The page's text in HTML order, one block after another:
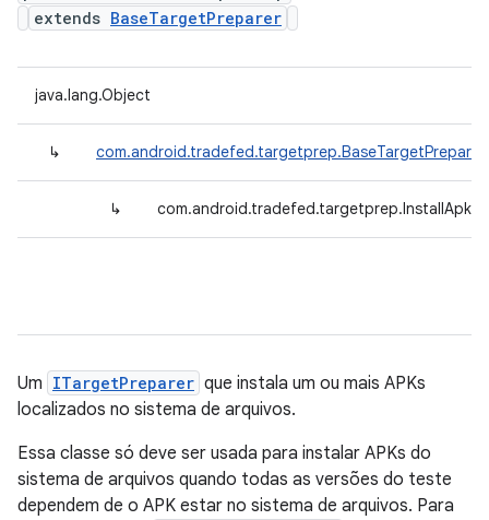
extends BaseTargetPreparer
java.lang.Object
↳ com.android.tradefed.targetprep.BaseTargetPreparer
↳
Um ITargetPreparer que instala um ou mais APKs
localizados no sistema de arquivos.
Essa classe só deve ser usada para instalar APKs do
sistema de arquivos quando todas as versões do teste
dependem de o APK estar no sistema de arquivos. Para